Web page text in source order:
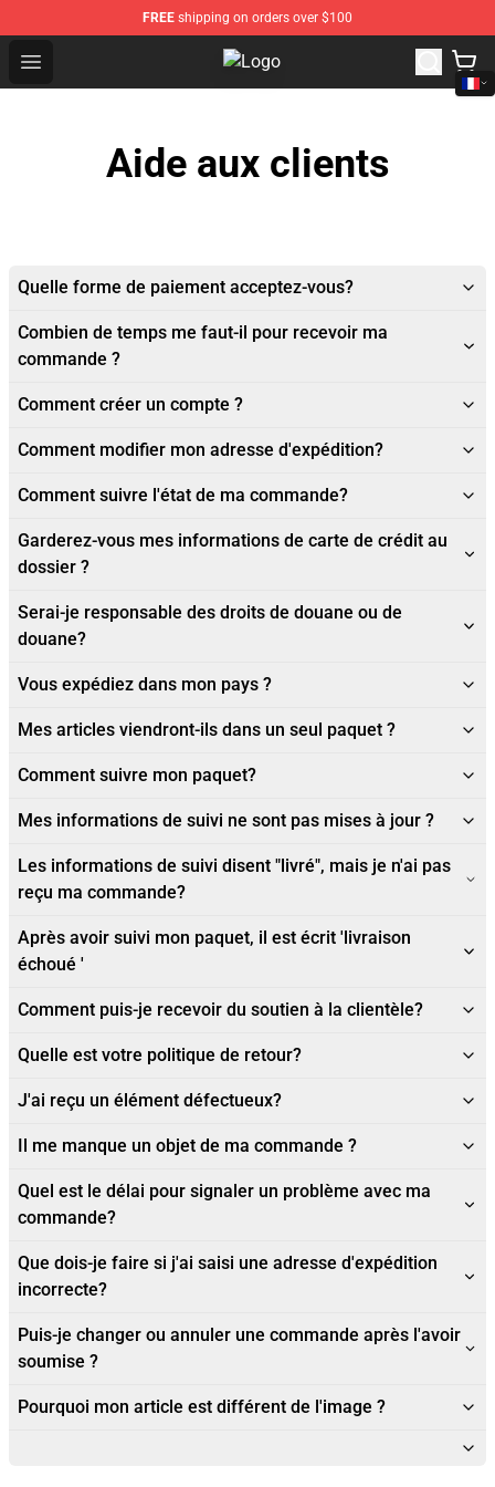
FREE shipping on orders over $100
Open menu As Told By Ginger Shop - Official
Aide aux clients
Quelle forme de paiement acceptez-vous?
Combien de temps me faut-il pour recevoir ma
commande ?
Comment créer un compte ?
Comment modifier mon adresse d'expédition?
Comment suivre l'état de ma commande?
Garderez-vous mes informations de carte de crédit au
dossier ?
Serai-je responsable des droits de douane ou de
douane?
Vous expédiez dans mon pays ?
Mes articles viendront-ils dans un seul paquet ?
Comment suivre mon paquet?
Mes informations de suivi ne sont pas mises à jour ?
Les informations de suivi disent "livré", mais je n'ai pas
reçu ma commande?
Après avoir suivi mon paquet, il est écrit 'livraison
échoué '
Comment puis-je recevoir du soutien à la clientèle?
Quelle est votre politique de retour?
J'ai reçu un élément défectueux?
Il me manque un objet de ma commande ?
Quel est le délai pour signaler un problème avec ma
commande?
Que dois-je faire si j'ai saisi une adresse d'expédition
incorrecte?
Puis-je changer ou annuler une commande après l'avoir
soumise ?
Pourquoi mon article est différent de l'image ?